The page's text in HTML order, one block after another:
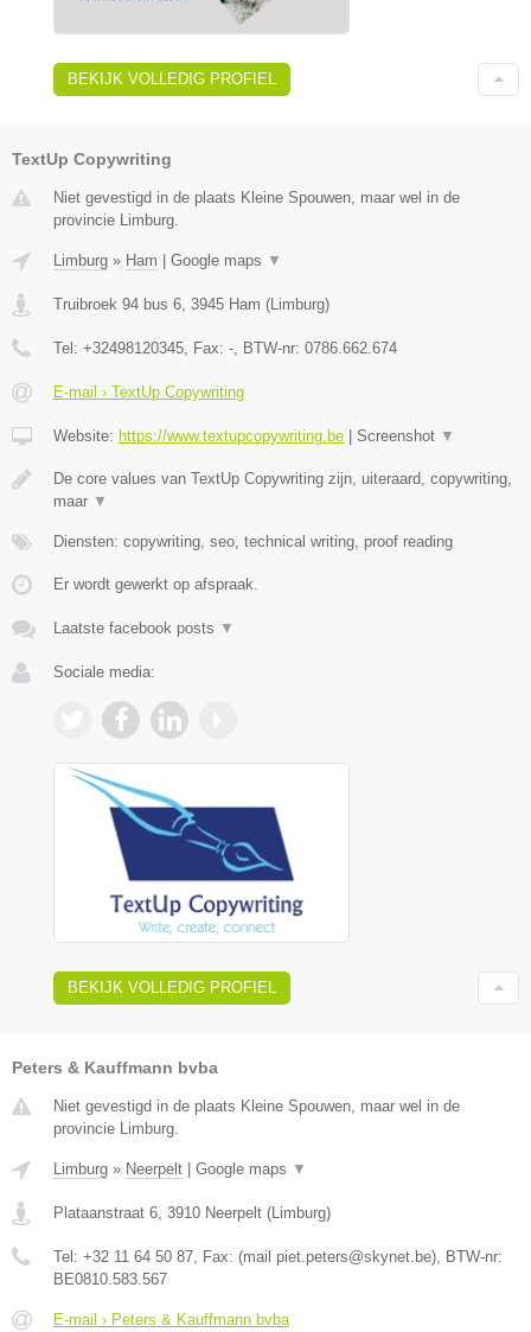
BEKIJK VOLLEDIG PROFIEL
TextUp Copywriting
Niet gevestigd in de plaats Kleine Spouwen, maar wel in de
provincie Limburg.
Limburg » Ham Google maps ▼
Truibroek 94 bus 6 3945 Ham ( Limburg)
Tel: +32498120345 , Fax: - , BTW-nr: 0786.662.674
E-mail › TextUp Copywriting
Website: https://www.textupcopywriting.be Screenshot ▼
De core values van TextUp Copywriting zijn, uiteraard, copywriting,
maar ▼
Diensten: copywriting, seo, technical writing, proof reading
Er wordt gewerkt op afspraak.
Laatste facebook posts ▼
Sociale media:
BEKIJK VOLLEDIG PROFIEL
Peters & Kauffmann bvba
Niet gevestigd in de plaats Kleine Spouwen, maar wel in de
provincie Limburg.
Limburg » Neerpelt | Google maps ▼
Plataanstraat 6 3910 Neerpelt (Limburg)
Tel: +32 11 64 50 87 , Fax: (mail piet.peters@skynet.be) , BTW-nr:
BE0810.583.567
E-mail › Peters & Kauffmann bvba